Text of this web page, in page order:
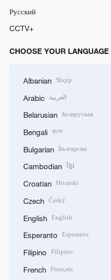
Русский
CCTV+
CHOOSE YOUR LANGUAGE
Albanian Shqip
Arabic العربية
Belarusian Беларуская
Bengali বাংলা
Bulgarian Български
Cambodian ខ្មែរ
Croatian Hrvatski
Czech Český
English English
Esperanto Esperanto
Filipino Filipino
French Français